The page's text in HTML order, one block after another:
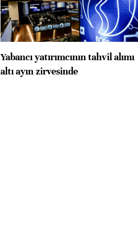
Yabancı yatırımcının tahvil alımı
altı ayın zirvesinde